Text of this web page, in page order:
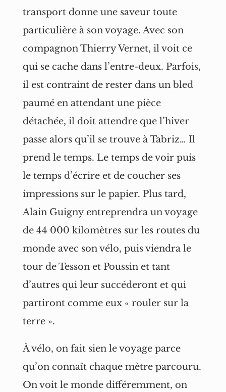
transport donne une saveur toute
particulière à son voyage. Avec son
compagnon Thierry Vernet, il voit ce
qui se cache dans l’entre-deux. Parfois,
il est contraint de rester dans un bled
paumé en attendant une pièce
détachée, il doit attendre que l’hiver
passe alors qu’il se trouve à Tabriz… Il
prend le temps. Le temps de voir puis
le temps d’écrire et de coucher ses
impressions sur le papier. Plus tard,
Alain Guigny entreprendra un voyage
de 44 000 kilomètres sur les routes du
monde avec son vélo, puis viendra le
tour de Tesson et Poussin et tant
d’autres qui leur succéderont et qui
partiront comme eux « rouler sur la
terre ».
À vélo, on fait sien le voyage parce
qu’on connaît chaque mètre parcouru.
On voit le monde différemment, on